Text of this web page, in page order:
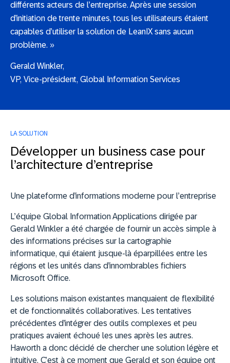
différents acteurs de l’entreprise. Après une session
d’initiation de trente minutes, tous les utilisateurs étaient
capables d’utiliser la solution de LeanIX sans aucun
problème. »
Gerald Winkler,
VP, Vice-président, Global Information Services
LA SOLUTION
Développer un business case pour
l’architecture d’entreprise
Une plateforme d’informations moderne pour l’entreprise
L’équipe Global Information Applications dirigée par
Gerald Winkler a été chargée de fournir un accès simple à
des informations précises sur la cartographie
informatique, qui étaient jusque-là éparpillées entre les
régions et les unités dans d’innombrables fichiers
Microsoft Office.
Les solutions maison existantes manquaient de flexibilité
et de fonctionnalités collaboratives. Les tentatives
précédentes d’intégrer des outils complexes et peu
pratiques avaient échoué les unes après les autres.
Haworth a donc décidé de chercher une solution légère et
intuitive. C’est à ce moment que Gerald et son équipe ont